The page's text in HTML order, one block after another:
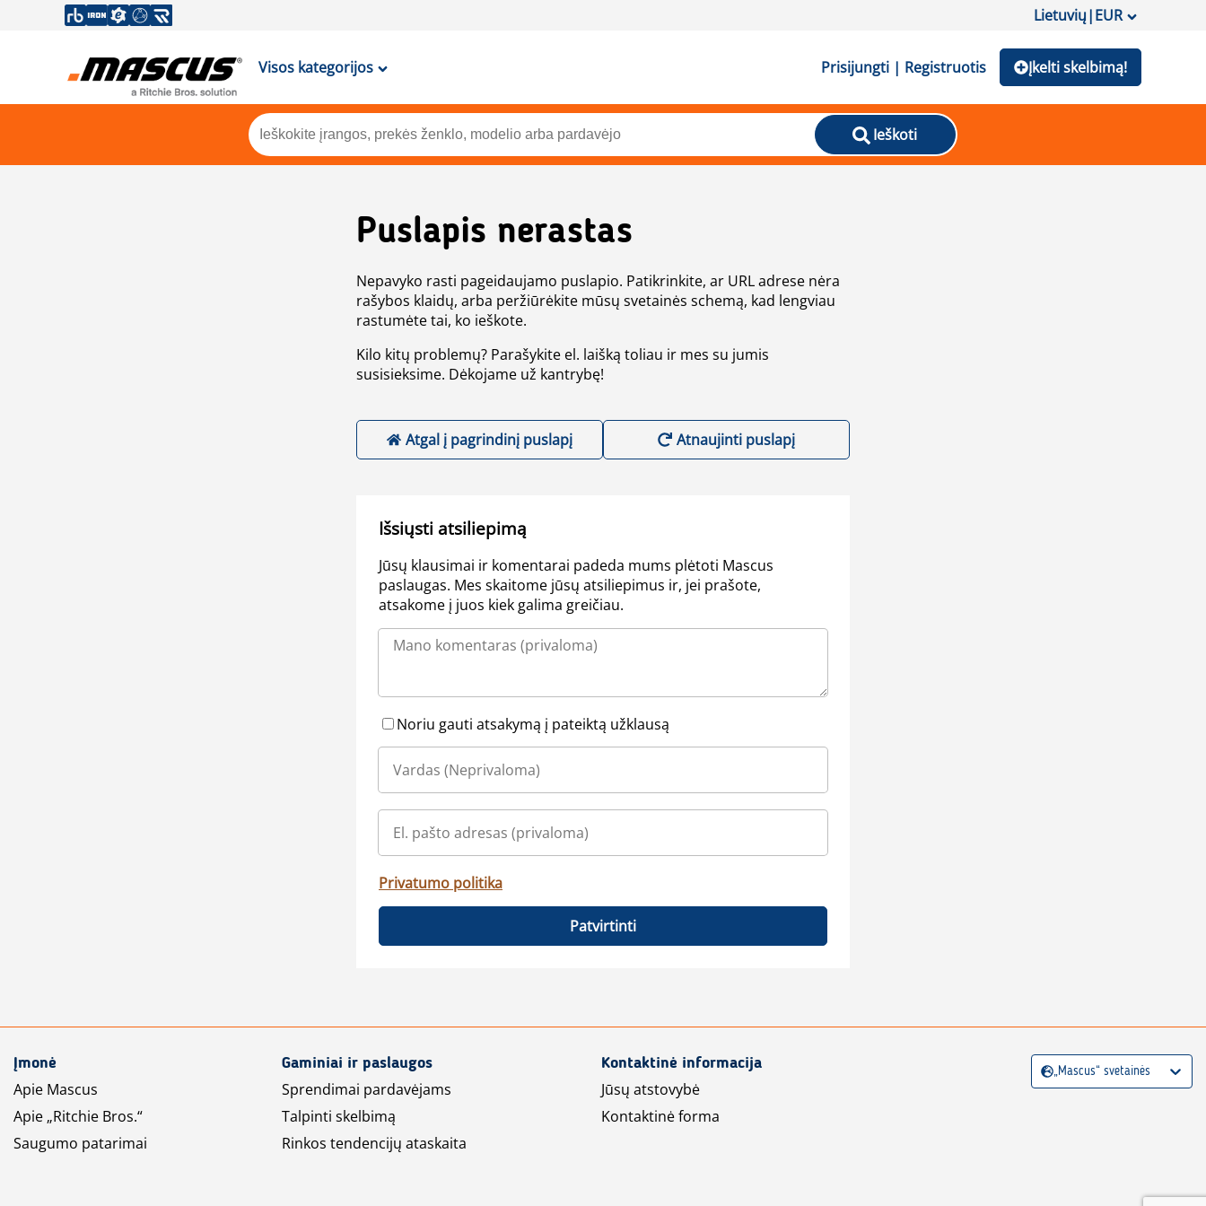
Lietuvių|EUR
Visos kategorijos Prisijungti | Registruotis Įkelti skelbimą!
Ieškoti
Puslapis nerastas
Nepavyko rasti pageidaujamo puslapio. Patikrinkite, ar URL adrese nėra
rašybos klaidų, arba peržiūrėkite mūsų svetainės schemą, kad lengviau
rastumėte tai, ko ieškote.
Kilo kitų problemų? Parašykite el. laišką toliau ir mes su jumis
susisieksime. Dėkojame už kantrybę!
Atgal į pagrindinį puslapį Atnaujinti puslapį
Išsiųsti atsiliepimą
Jūsų klausimai ir komentarai padeda mums plėtoti Mascus
paslaugas. Mes skaitome jūsų atsiliepimus ir, jei prašote,
atsakome į juos kiek galima greičiau.
Noriu gauti atsakymą į pateiktą užklausą
Privatumo politika
Patvirtinti
Įmonė
Apie Mascus
Apie „Ritchie Bros.“
Saugumo patarimai
Gaminiai ir paslaugos
Sprendimai pardavėjams
Talpinti skelbimą
Rinkos tendencijų ataskaita
Kontaktinė informacija
Jūsų atstovybė
Kontaktinė forma
„Mascus“ svetainės